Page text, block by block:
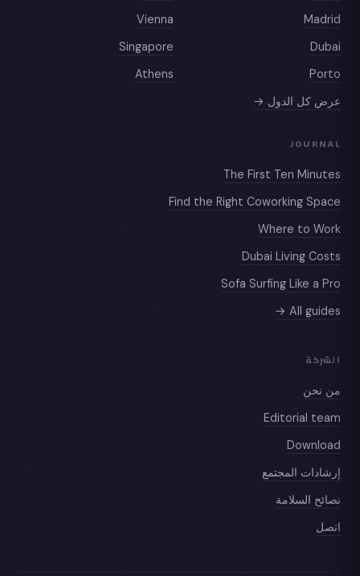
Madrid
Vienna
Dubai
Singapore
Porto
Athens
عرض كل الدول →
JOURNAL
The First Ten Minutes
Find the Right Coworking Space
Where to Work
Dubai Living Costs
Sofa Surfing Like a Pro
All guides →
الشركة
من نحن
Editorial team
Download
إرشادات المجتمع
نصائح السلامة
اتصل